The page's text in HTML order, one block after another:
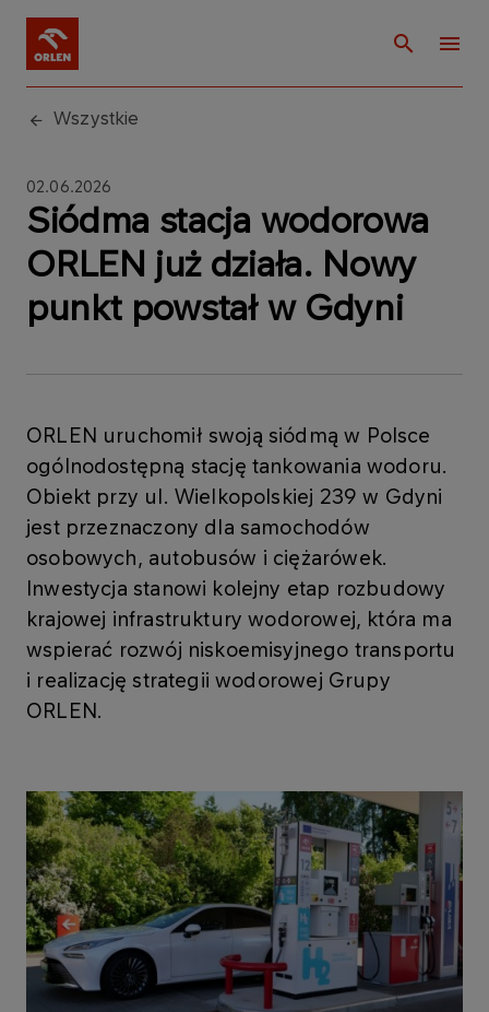
Wszystkie
02.06.2026
Siódma stacja wodorowa
ORLEN już działa. Nowy
punkt powstał w Gdyni
ORLEN uruchomił swoją siódmą w Polsce
ogólnodostępną stację tankowania wodoru.
Obiekt przy ul. Wielkopolskiej 239 w Gdyni
jest przeznaczony dla samochodów
osobowych, autobusów i ciężarówek.
Inwestycja stanowi kolejny etap rozbudowy
krajowej infrastruktury wodorowej, która ma
wspierać rozwój niskoemisyjnego transportu
i realizację strategii wodorowej Grupy
ORLEN.